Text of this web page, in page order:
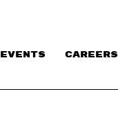
EVENTS CAREERS